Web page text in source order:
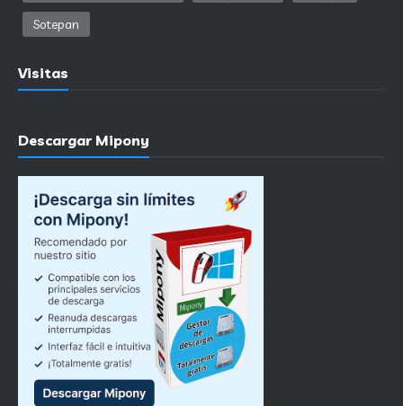
Sotepan
Visitas
Descargar Mipony